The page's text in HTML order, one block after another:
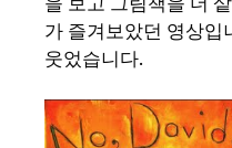
가 즐겨보았던 영상입
웃었습니다.